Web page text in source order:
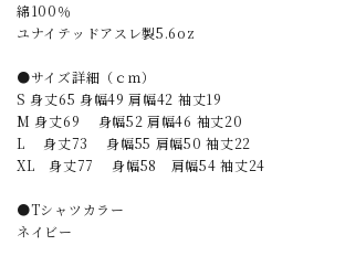
綿100％
ユナイテッドアスレ製5.6oz
●サイズ詳細（ｃｍ）
S 身丈65 身幅49 肩幅42 袖丈19
M 身丈69 身幅52 肩幅46 袖丈20
L 身丈73 身幅55 肩幅50 袖丈22
XL 身丈77 身幅58 肩幅54 袖丈24
●Tシャツカラー
ネイビー